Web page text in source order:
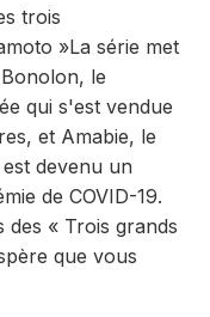
trois
»La série met
le
qui s'est vendue
et Amabie, le
devenu un
de COVID-19.
des « Trois grands
que vous